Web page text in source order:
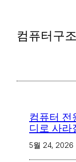
컴퓨터구조
컴퓨터 전
디로 사라
5월 24, 2026